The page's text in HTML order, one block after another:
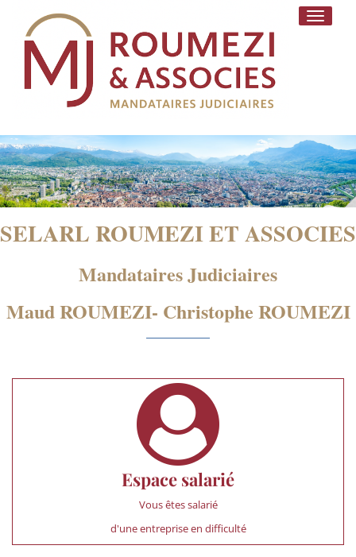
Toggle
SELARL ROUMEZI ET ASSOCIES
Mandataires Judiciaires
Maud ROUMEZI- Christophe ROUMEZI
Espace salarié
Vous êtes salarié
d'une entreprise en difficulté